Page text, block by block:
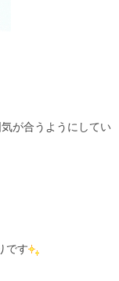
が合うようにしてい
です